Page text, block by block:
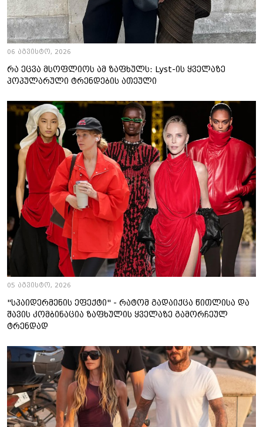
06 აგვისტო, 2026
რა ეცვა მსოფლიოს ამ ზაფხულს: Lyst-ის ყველაზე
პოპულარული ტრენდების ათეული
05 აგვისტო, 2026
"სპაიდერმენის ეფექტი" - რატომ გადაიქცა წითლისა და
შავის კომბინაცია ზაფხულის ყველაზე გამორჩეულ
ტრენდად